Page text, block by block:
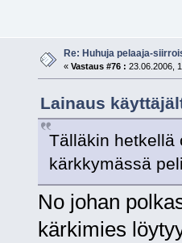
Re: Huhuja pelaaja-
« Vastaus #76 : 23.06.2006,
Lainaus
Tälläkin hetkellä
kärkkymässä
No johan
kärkimies